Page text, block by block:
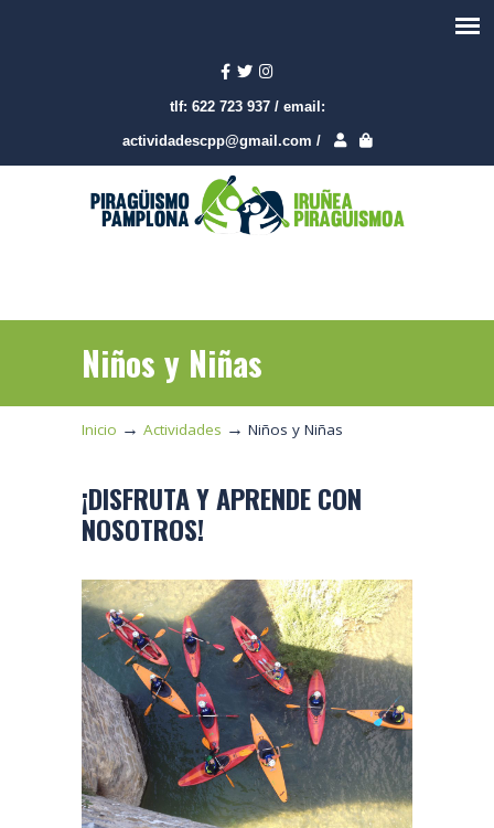
tlf: 622 723 937 / email:
actividadescpp@gmail.com /
Niños y Niñas
Inicio → Actividades → Niños y Niñas
¡DISFRUTA Y APRENDE CON
NOSOTROS!